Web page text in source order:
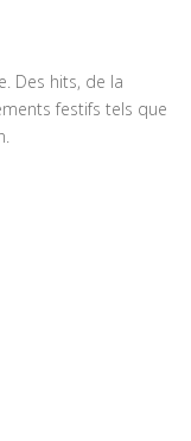
Des hits, de la
festifs tels que